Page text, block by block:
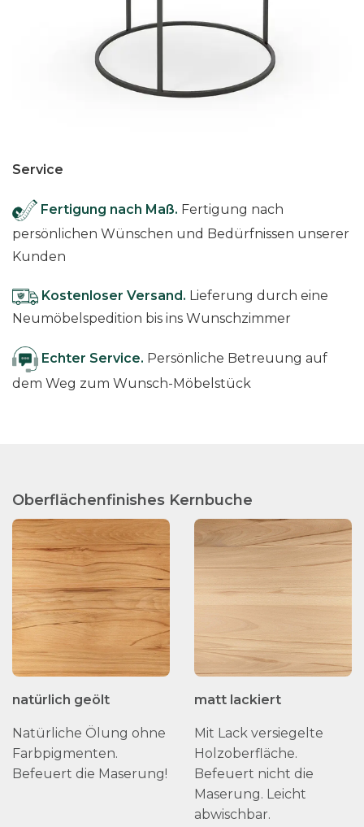
Service
Fertigung nach Maß. Fertigung nach
persönlichen Wünschen und Bedürfnissen unserer
Kunden
Kostenloser Versand. Lieferung durch eine
Neumöbelspedition bis ins Wunschzimmer
Echter Service. Persönliche Betreuung auf
dem Weg zum Wunsch-Möbelstück
Oberflächenfinishes Kernbuche
natürlich geölt
Natürliche Ölung ohne
Farbpigmenten.
Befeuert die Maserung!
matt lackiert
Mit Lack versiegelte
Holzoberfläche.
Befeuert nicht die
Maserung. Leicht
abwischbar.